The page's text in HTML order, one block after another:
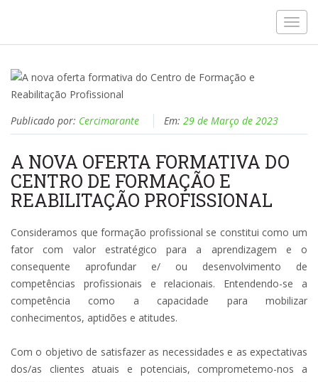
Publicado por: Cercimarante Em: 29 de Março de 2023
A NOVA OFERTA FORMATIVA DO
CENTRO DE FORMAÇÃO E
REABILITAÇÃO PROFISSIONAL
Consideramos que formação profissional se constitui como um
fator com valor estratégico para a aprendizagem e o
consequente aprofundar e/ ou desenvolvimento de
competências profissionais e relacionais. Entendendo-se a
competência como a capacidade para mobilizar
conhecimentos, aptidões e atitudes.
Com o objetivo de satisfazer as necessidades e as expectativas
dos/as clientes atuais e potenciais, comprometemo-nos a